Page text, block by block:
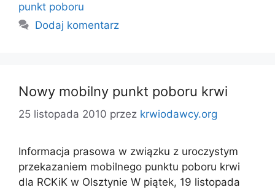
punkt poboru
Dodaj komentarz
Nowy mobilny punkt poboru krwi
25 listopada 2010 przez krwiodawcy.org
Informacja prasowa w związku z uroczystym
przekazaniem mobilnego punktu poboru krwi
dla RCKiK w Olsztynie W piątek, 19 listopada